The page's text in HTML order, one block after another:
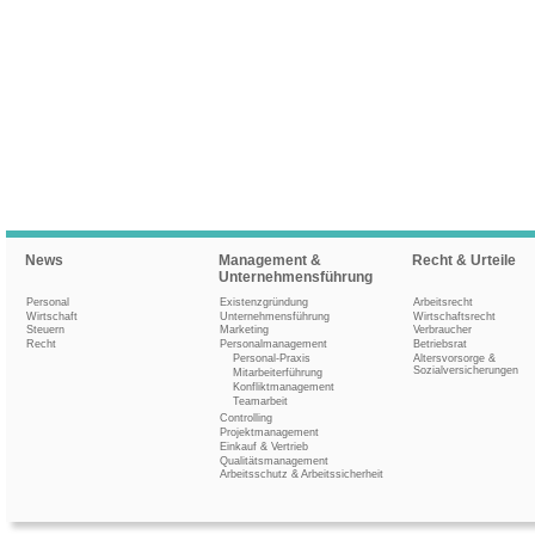
News
Personal
Wirtschaft
Steuern
Recht
Management &
Unternehmensführung
Existenzgründung
Unternehmensführung
Marketing
Personalmanagement
Personal-Praxis
Mitarbeiterführung
Konfliktmanagement
Teamarbeit
Controlling
Projektmanagement
Einkauf & Vertrieb
Qualitätsmanagement
Arbeitsschutz & Arbeitssicherheit
Recht & Urteile
Arbeitsrecht
Wirtschaftsrecht
Verbraucher
Betriebsrat
Altersvorsorge &
Sozialversicherungen